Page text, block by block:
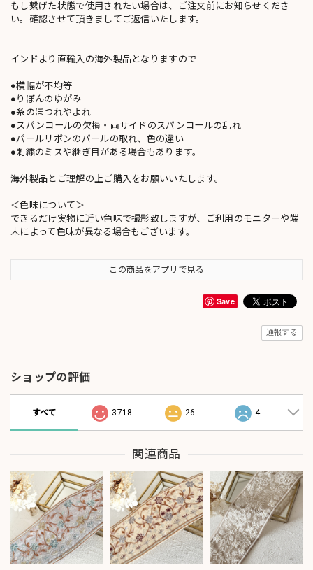
もし繋げた状態で使用されたい場合は、ご注文前にお知らせくださ
い。確認させて頂きましてご返信いたします。
インドより直輸入の海外製品となりますので
●横幅が不均等
●りぼんのゆがみ
●糸のほつれやよれ
●スパンコールの欠損・両サイドのスパンコールの乱れ
●パールリボンのパールの取れ、色の違い
●刺繍のミスや継ぎ目がある場合もあります。
海外製品とご理解の上ご購入をお願いいたします。
＜色味について＞
できるだけ実物に近い色味で撮影致しますが、ご利用のモニターや端
末によって色味が異なる場合もございます。
この商品をアプリで見る
Save
通報する
ショップの評価
すべて 3718 26 4
関連商品